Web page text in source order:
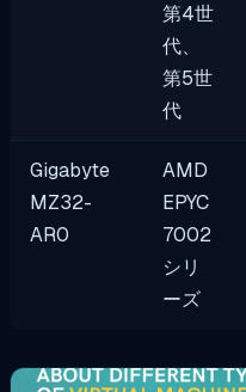
第4世
代、
第5世
代
Gigabyte
MZ32-
AR0
AMD
EPYC
7002
シリ
ーズ